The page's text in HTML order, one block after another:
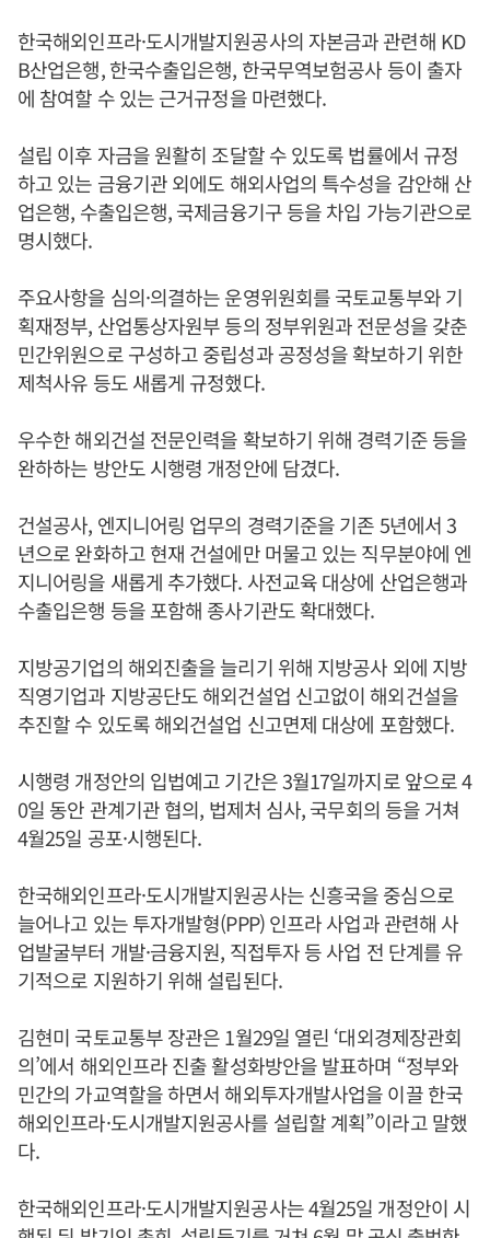
한국해외인프라·도시개발지원공사의 자본금과 관련해 KD
B산업은행, 한국수출입은행, 한국무역보험공사 등이 출자
에 참여할 수 있는 근거규정을 마련했다.
설립 이후 자금을 원활히 조달할 수 있도록 법률에서 규정
하고 있는 금융기관 외에도 해외사업의 특수성을 감안해 산
업은행, 수출입은행, 국제금융기구 등을 차입 가능기관으로
명시했다.
주요사항을 심의·의결하는 운영위원회를 국토교통부와 기
획재정부, 산업통상자원부 등의 정부위원과 전문성을 갖춘
민간위원으로 구성하고 중립성과 공정성을 확보하기 위한
제척사유 등도 새롭게 규정했다.
우수한 해외건설 전문인력을 확보하기 위해 경력기준 등을
완하하는 방안도 시행령 개정안에 담겼다.
건설공사, 엔지니어링 업무의 경력기준을 기존 5년에서 3
년으로 완화하고 현재 건설에만 머물고 있는 직무분야에 엔
지니어링을 새롭게 추가했다. 사전교육 대상에 산업은행과
수출입은행 등을 포함해 종사기관도 확대했다.
지방공기업의 해외진출을 늘리기 위해 지방공사 외에 지방
직영기업과 지방공단도 해외건설업 신고없이 해외건설을
추진할 수 있도록 해외건설업 신고면제 대상에 포함했다.
시행령 개정안의 입법예고 기간은 3월17일까지로 앞으로 4
0일 동안 관계기관 협의, 법제처 심사, 국무회의 등을 거쳐
4월25일 공포·시행된다.
한국해외인프라·도시개발지원공사는 신흥국을 중심으로
늘어나고 있는 투자개발형(PPP) 인프라 사업과 관련해 사
업발굴부터 개발·금융지원, 직접투자 등 사업 전 단계를 유
기적으로 지원하기 위해 설립된다.
김현미 국토교통부 장관은 1월29일 열린 ‘대외경제장관회
의’에서 해외인프라 진출 활성화방안을 발표하며 “정부와
민간의 가교역할을 하면서 해외투자개발사업을 이끌 한국
해외인프라·도시개발지원공사를 설립할 계획”이라고 말했
다.
한국해외인프라·도시개발지원공사는 4월25일 개정안이 시